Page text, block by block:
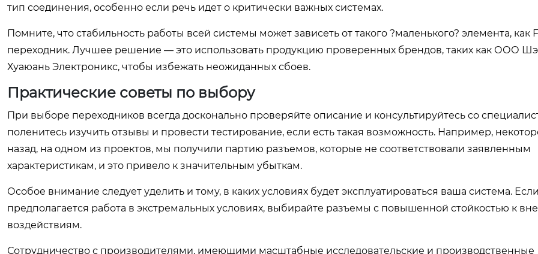
тип соединения, особенно если речь идет о критически важных системах.
Помните, что стабильность работы всей системы может зависеть от такого ?маленького? элемента, как
переходник. Лучшее решение — это использовать продукцию проверенных брендов, таких как ООО
Хуаюань Электроникс, чтобы избежать неожиданных сбоев.
Практические советы по выбору
При выборе переходников всегда досконально проверяйте описание и консультируйтесь со
поленитесь изучить отзывы и провести тестирование, если есть такая возможность. Например,
назад, на одном из проектов, мы получили партию разъемов, которые не соответствовали заявленным
характеристикам, и это привело к значительным убыткам.
Особое внимание следует уделить и тому, в каких условиях будет эксплуатироваться ваша система. Если
предполагается работа в экстремальных условиях, выбирайте разъемы с повышенной стойкостью к
воздействиям.
Сотрудничество с производителями, имеющими масштабные исследовательские и производственные